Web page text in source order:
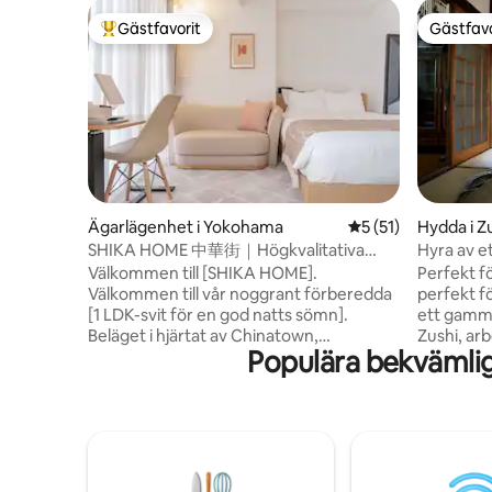
Populär gästfavorit
Gästfavorit
Ägarlägenhet i Yokohama 5 av 5 i
5 (51)
SHIKA HOME 中華街｜Högkvalitativa
sängkläder｜En avkopplande vistelse｜4
minuter till stationen och 30 minuter till
Haneda flygplats｜Yamashita Park inom
gångavstånd
Välkommen till [SHIKA HOME].
Välkommen till vår noggrant förberedda
[1 LDK-svit för en god natts sömn].
Beläget i hjärtat av Chinatown,
Yokohama, ligger det i en lugn och fridfull
miljö trots att det ligger i ett livligt
dig till de främsta turistmålen i Yokohama
Hydda i
Hyra av
Wi-Fi
av♪
Perfekt
perfekt
ett
Zushi,
ett hus
nästan
minuter,
Populära